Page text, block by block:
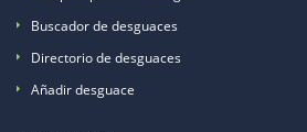
Buscador de desguaces
Directorio de desguaces
Añadir desguace